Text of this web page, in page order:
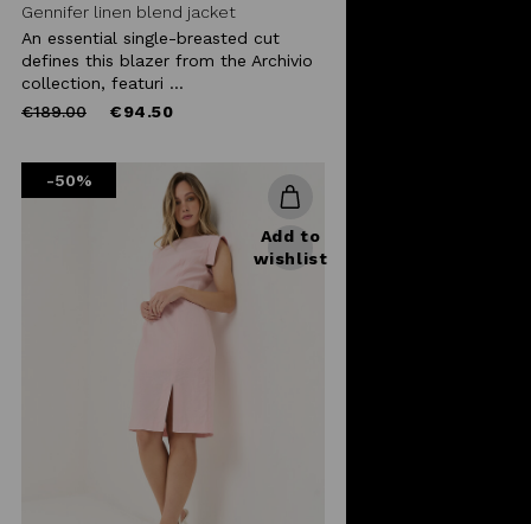
Gennifer linen blend jacket
An essential single-breasted cut
defines this blazer from the Archivio
collection, featuri ...
Price
€189.00to €94.50
-50%
Add to
wishlist